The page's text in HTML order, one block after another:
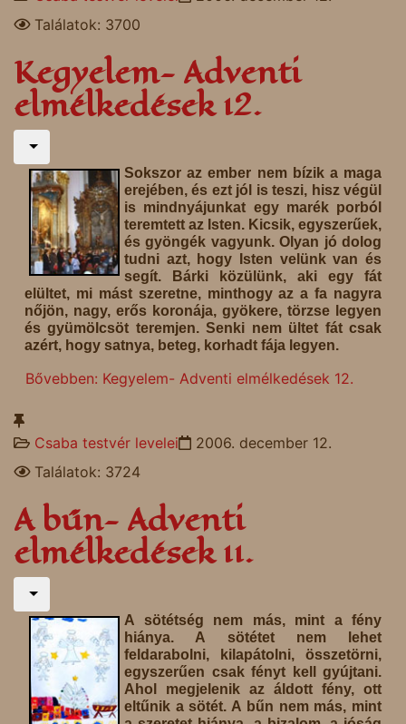
Találatok: 3700
Kegyelem- Adventi
elmélkedések 12.
Sokszor az ember nem bízik a maga
erejében, és ezt jól is teszi, hisz végül
is mindnyájunkat egy marék porból
teremtett az Isten. Kicsik, egyszerűek,
és gyöngék vagyunk. Olyan jó dolog
tudni azt, hogy Isten velünk van és
segít. Bárki közülünk, aki egy fát
elültet, mi mást szeretne, minthogy az a fa nagyra
nőjön, nagy, erős koronája, gyökere, törzse legyen
és gyümölcsöt teremjen. Senki nem ültet fát csak
azért, hogy satnya, beteg, korhadt fája legyen.
Bővebben: Kegyelem- Adventi elmélkedések 12.
Csaba testvér levelei
2006. december 12.
Találatok: 3724
A bűn- Adventi
elmélkedések 11.
A sötétség nem más, mint a fény
hiánya. A sötétet nem lehet
feldarabolni, kilapátolni, összetörni,
egyszerűen csak fényt kell gyújtani.
Ahol megjelenik az áldott fény, ott
eltűnik a sötét. A bűn nem más, mint